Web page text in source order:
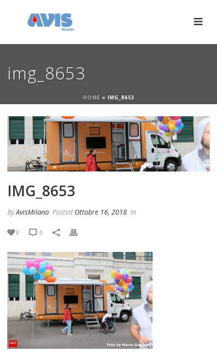
img_8653
HOME » IMG_8653
IMG_8653
ByAvisMilano Posted Ottobre 16, 2018 In
0 0